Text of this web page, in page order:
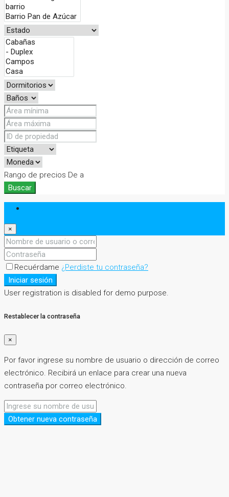
Rango de precios De a
Buscar
×
Recuérdame ¿Perdiste tu contraseña?
Iniciar sesión
User registration is disabled for demo purpose.
Restablecer la contraseña
×
Por favor ingrese su nombre de usuario o dirección de correo
electrónico. Recibirá un enlace para crear una nueva
contraseña por correo electrónico.
Obtener nueva contraseña